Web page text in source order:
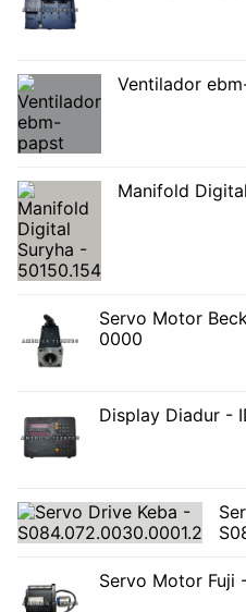
Ventilador
Manifold
Servo Motor
0000
Display Diadur -
Servo Motor Fuji